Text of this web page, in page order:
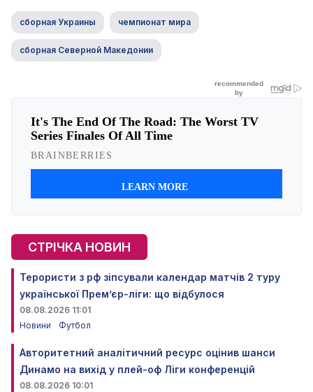
сборная Украины чемпионат мира
сборная Северной Македонии
СТРІЧКА НОВИН
Терористи з рф зіпсували календар матчів 2 туру
української Прем’єр-ліги: що відбулося
08.08.2026 11:01
Новини
Футбол
Авторитетний аналітичний ресурс оцінив шанси
Динамо на вихід у плей-оф Ліги конференцій
08.08.2026 10:01